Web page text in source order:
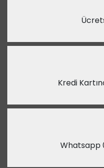
Kredi
Whatsapp